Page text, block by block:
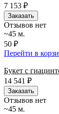
7 153 ₽
Заказать
Отзывов нет
~45 м.
50 ₽
Перейти в
Букет с
14 541
₽
Заказать
Отзывов нет
~45 м.